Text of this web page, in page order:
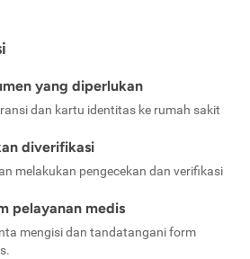
yang diperlukan
dan kartu identitas ke rumah sakit
diverifikasi
melakukan pengecekan dan verifikasi
pelayanan medis
mengisi dan tandatangani form